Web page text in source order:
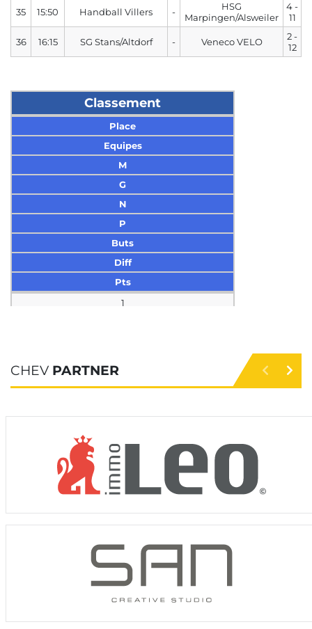
35 15:50 Handball Villers -
HSG
Marpingen/Alsweiler
4 -
11
36 16:15 SG Stans/Altdorf - Veneco VELO
2 -
12
Classement
Place
Equipes
M
G
N
P
Buts
Diff
Pts
1
87 : 55
22
2
84 : 50
CHEV PARTNER